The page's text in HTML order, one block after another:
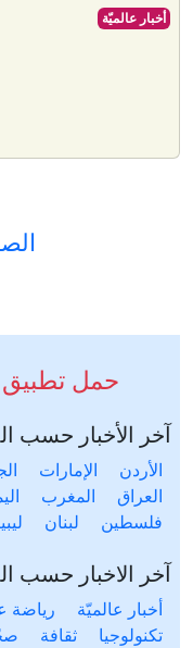
أخبار عالميّة
حمل تطبيق
آخر الأخبار حسب
الأردن الإمارات
العراق
المغرب
فلسطين
لبنان
آخر الاخبار حسب
أخبار عالميّة رياضة
تكنولوجيا
ثقافة